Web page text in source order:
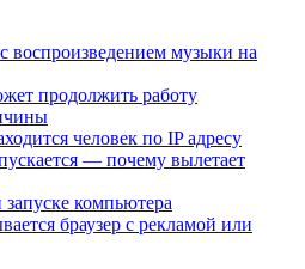
воспроизведением музыки на
продолжить работу
человек по IP адресу
— почему вылетает
запуске компьютера
браузер с рекламой или